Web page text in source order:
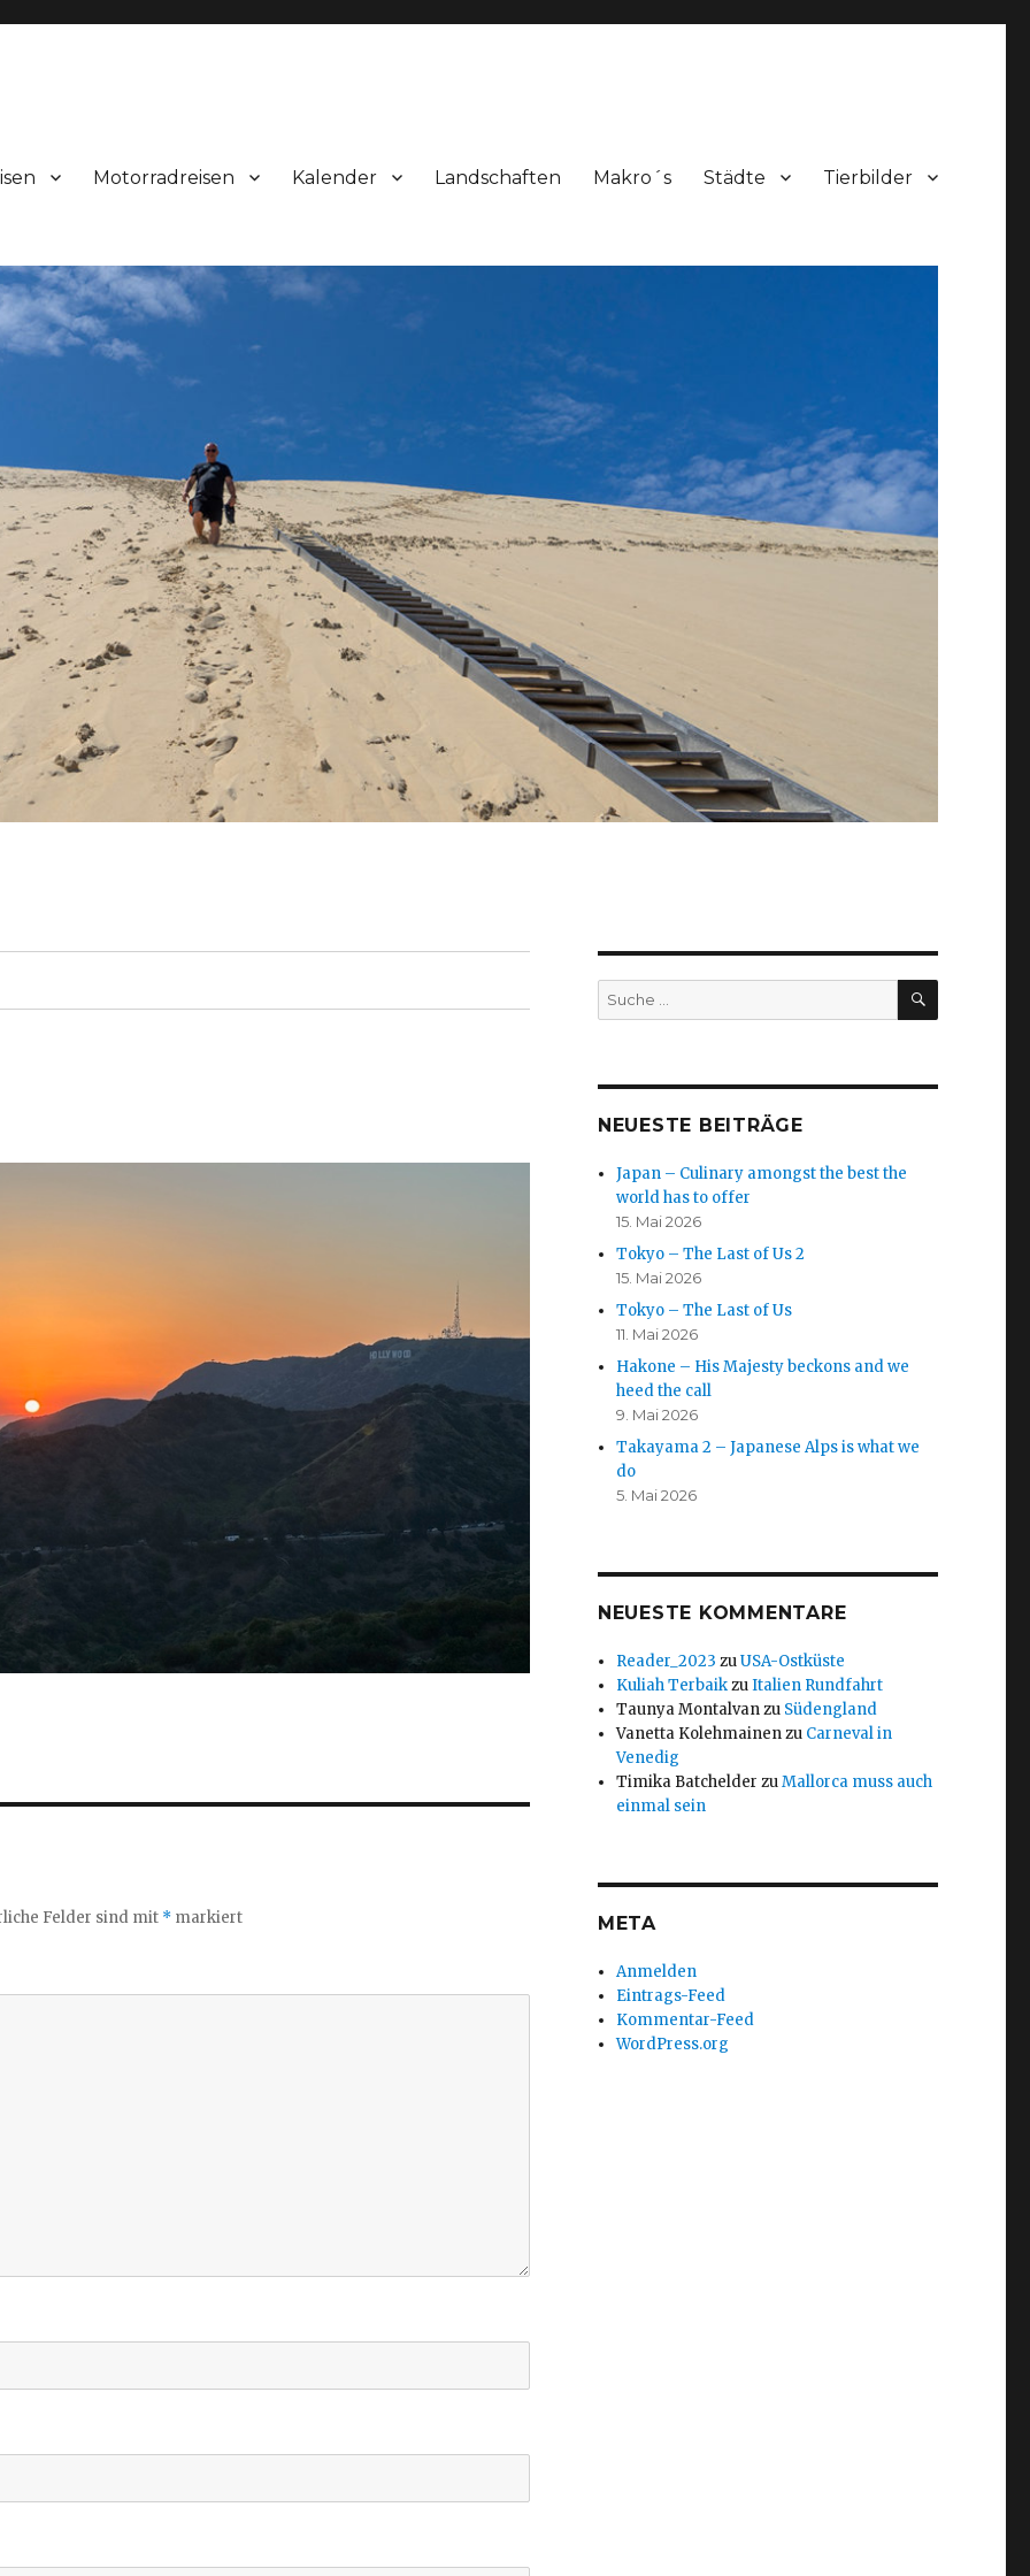
Motorradreisen Kalender Landschaften Makro´s Städte Tierbilder
Felder sind mit * markiert
Suche
nach:
SUCHEN
NEUESTE BEITRÄGE
Japan – Culinary amongst the best the
world has to offer
15. Mai 2026
Tokyo – The Last of Us 2
15. Mai 2026
Tokyo – The Last of Us
11. Mai 2026
Hakone – His Majesty beckons and we
heed the call
9. Mai 2026
Takayama 2 – Japanese Alps is what we
do
5. Mai 2026
NEUESTE KOMMENTARE
Reader_2023 zuUSA-Ostküste
Kuliah TerbaikzuItalien Rundfahrt
Taunya Montalvanzu Südengland
Vanetta Kolehmainenzu Carneval in
Venedig
Timika Batchelder zuMallorca muss auch
einmal sein
META
Anmelden
Eintrags-Feed
Kommentar-Feed
WordPress.org